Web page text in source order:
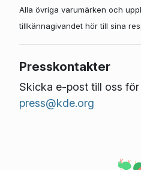
Alla övriga varumärken och
tillkännagivandet hör till sina
Presskontakter
Skicka e-post till oss
press@kde.org